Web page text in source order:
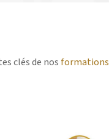
clés de nos formations